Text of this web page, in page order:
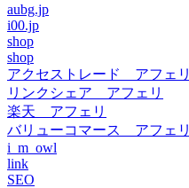
aubg.jp
i00.jp
shop
shop
アクセストレード アフェリ
リンクシェア アフェリ
楽天 アフェリ
バリューコマース アフェリ
i_m_owl
link
SEO